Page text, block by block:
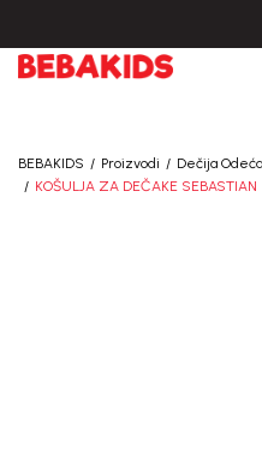
BEBAKIDS Proizvodi Dečija Odeća
KOŠULJA ZA DEČAKE SEBASTIAN